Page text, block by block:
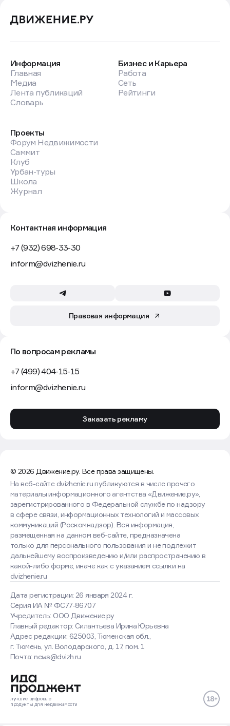
Информация
Главная
Медиа
Лента публикаций
Словарь
Бизнес и Карьера
Работа
Сеть
Рейтинги
Проекты
Форум Недвижимости
Саммит
Клуб
Урбан-туры
Школа
Журнал
Контактная информация
+7 (932) 698-33-30
inform@dvizhenie.ru
Правовая информация
По вопросам рекламы
+7 (499) 404-15-15
inform@dvizhenie.ru
Заказать рекламу
© 2026 Движение.ру. Все права защищены.
Дата регистрации: 26 января 2024 г.
Серия ИА № ФС77-86707
Учредитель: ООО Движение.ру
Главный редактор: Силантьева Ирина Юрьевна
Адрес редакции: 625003, Тюменская обл.,
г. Тюмень, ул. Володарского, д. 17, пом. 1
Почта: news@dvizh.ru
На веб-сайте dvizhenie.ru публикуются в числе прочего
материалы информационного агентства «Движение.ру»,
зарегистрированного в Федеральной службе по надзору
в сфере связи, информационных технологий и массовых
коммуникаций (Роскомнадзор). Вся информация,
размещенная на данном веб-сайте, предназначена
только для персонального пользования и не подлежит
дальнейшему воспроизведению и/или распространению в
какой-либо форме, иначе как с указанием ссылки на
dvizhenie.ru
лучшие цифровые
продукты для недвижимости